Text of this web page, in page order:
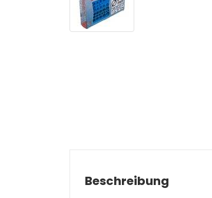
Beschreibung